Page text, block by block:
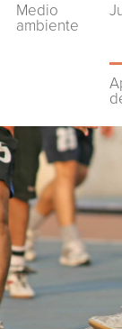
Medio
ambiente